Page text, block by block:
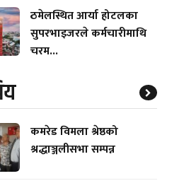
ठमेलस्थित आर्या होटलका
सुपरभाइजरले कर्मचारीमाथि
चरम...
कमरेड विमला श्रेष्ठको
श्रद्धाञ्जलीसभा सम्पन्न